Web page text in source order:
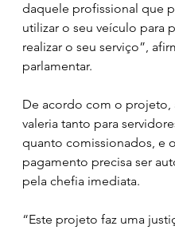
daquele profissional que
utilizar o seu veículo para
realizar o seu serviço”,
parlamentar.
De acordo com o projeto,
valeria tanto para
quanto comissionados, e o
pagamento precisa ser
pela chefia imediata.
“Este projeto faz uma